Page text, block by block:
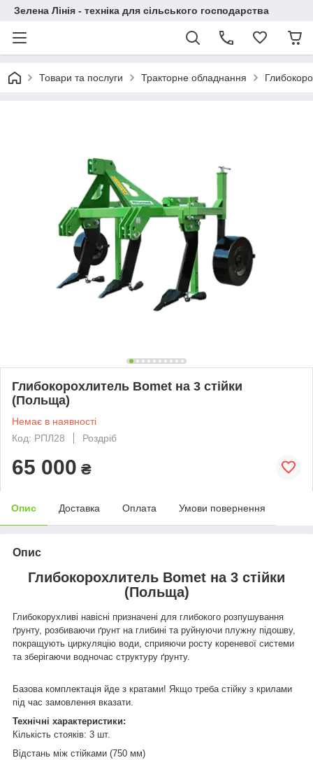
Зелена Лінія - техніка для сільського господарства
Товари та послуги Тракторне обладнання
Глибокорохлитель Bomet на 3 стійки
(Польща)
Немає в наявності
Код: РПЛ28
Роздріб
65 000 ₴
Опис Доставка Оплата Умови повернення
Опис
Глибокорохлитель Bomet на 3 стійки
(Польща)
Глибокорухливі навісні призначені для глибокого розпушування
ґрунту, розбиваючи ґрунт на глибині та руйнуючи плужну підошву,
покращують циркуляцію води, сприяючи росту кореневої системи
та зберігаючи водночас структуру ґрунту.
Базова комплектація йде з кратами! Якщо треба стійку з крилами
під час замовлення вказати.
Технічні характеристики:
Кількість стояків: 3 шт.
Відстань між стійками (750 мм)